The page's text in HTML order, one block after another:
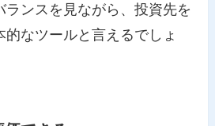
ランスを見ながら、投資先を
なツールと言えるでしょ